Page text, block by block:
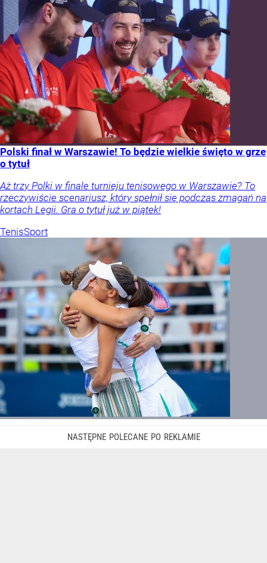
Polski finał w Warszawie! To będzie wielkie święto w grze
o tytuł
Aż trzy Polki w finale turnieju tenisowego w Warszawie? To
rzeczywiście scenariusz, który spełnił się podczas zmagań na
kortach Legii. Gra o tytuł już w piątek!
TenisSport